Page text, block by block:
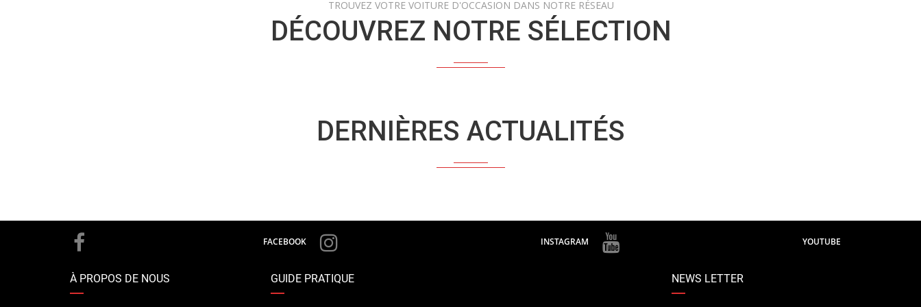
TROUVEZ VOTRE VOITURE D'OCCASION DANS NOTRE RÉSEAU
DÉCOUVREZ NOTRE SÉLECTION
DERNIÈRES ACTUALITÉS
FACEBOOK INSTAGRAM YOUTUBE
À PROPOS DE NOUS GUIDE PRATIQUE NEWS LETTER